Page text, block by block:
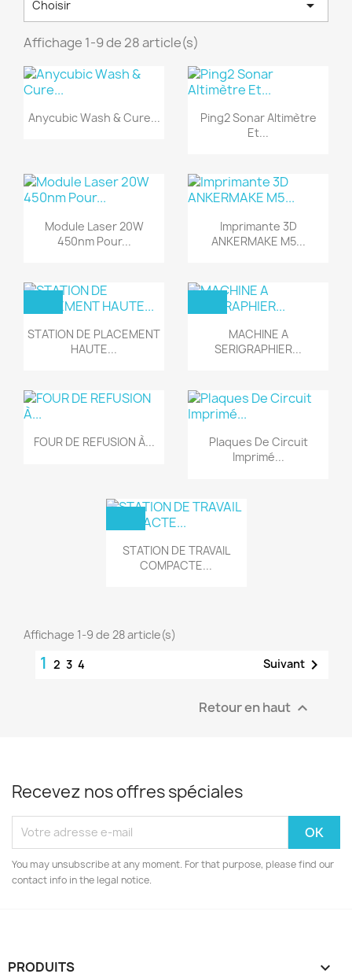
Choisir 
Affichage 1-9 de 28 article(s)
Anycubic Wash & Cure...
Ping2 Sonar Altimètre
Et...
Module Laser 20W
450nm Pour...
Imprimante 3D
ANKERMAKE M5...
STATION DE PLACEMENT
HAUTE...
MACHINE A
SERIGRAPHIER...
FOUR DE REFUSION À...
Plaques De Circuit
Imprimé...
STATION DE TRAVAIL
COMPACTE...
Affichage 1-9 de 28 article(s)
1 2 3 4 Suivant 
Retour en haut 
Recevez nos offres spéciales
You may unsubscribe at any moment. For that purpose, please find our
contact info in the legal notice.
PRODUITS 